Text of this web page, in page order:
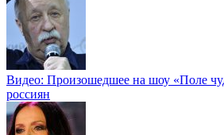
Видео: Произошедшее на шоу «Поле
россиян